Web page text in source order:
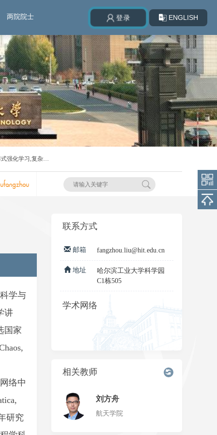
两院院士 登录 ENGLISH
强化学习,复杂网
学与
讲
国家
络中
研究
联系方式
邮箱 fangzhou.liu@hit.edu.cn
地址
哈尔滨工业大学科学园
C1栋505
学术网络
相关教师
刘方舟
航天学院